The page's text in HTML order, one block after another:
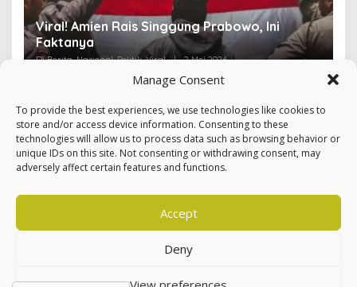
Manage Consent
To provide the best experiences, we use technologies like cookies to
store and/or access device information. Consenting to these
technologies will allow us to process data such as browsing behavior or
unique IDs on this site. Not consenting or withdrawing consent, may
adversely affect certain features and functions.
Accept
Deny
Viral! Amien Rais Singgung Prabowo, Ini
Faktanya
Di Berita, Nasional, Politik, Viral | 2 Mei 2026 Di